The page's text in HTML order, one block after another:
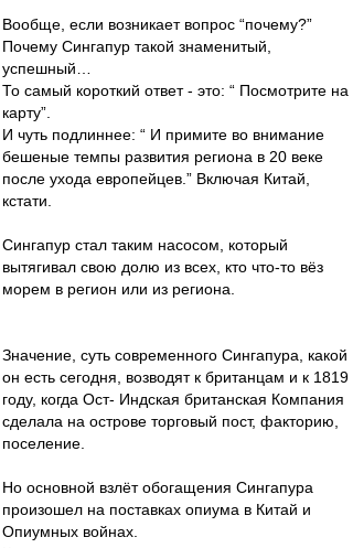
Вообще, если возникает вопрос “почему?”
Почему Сингапур такой знаменитый,
успешный…
То самый короткий ответ - это: “ Посмотрите на
карту”.
И чуть подлиннее: “ И примите во внимание
бешеные темпы развития региона в 20 веке
после ухода европейцев.” Включая Китай,
кстати.
Сингапур стал таким насосом, который
вытягивал свою долю из всех, кто что-то вёз
морем в регион или из региона.
Значение, суть современного Сингапура, какой
он есть сегодня, возводят к британцам и к 1819
году, когда Ост- Индская британская Компания
сделала на острове торговый пост, факторию,
поселение.
Но основной взлёт обогащения Сингапура
произошел на поставках опиума в Китай и
Опиумных войнах.